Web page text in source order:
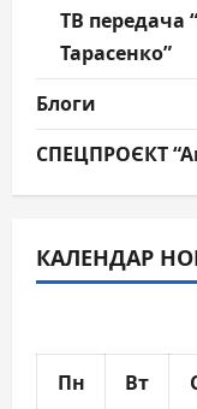
ТВ передача
Тарасенко”
Блоги
СПЕЦПРОЄКТ
КАЛЕНДАР
Пн Вт